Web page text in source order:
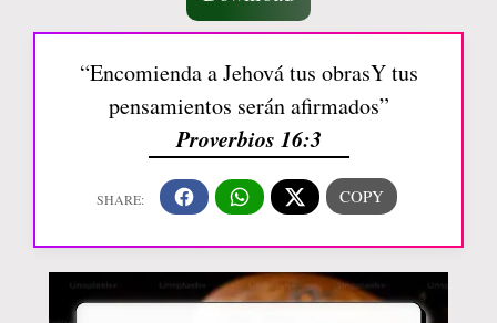
“Encomienda a Jehová tus obrasY tus
pensamientos serán afirmados”
Proverbios 16:3